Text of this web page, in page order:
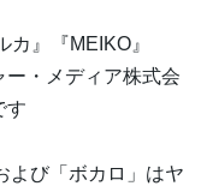
』『MEIKO』
ー・メディア株式会
す
よび「ボカロ」はヤ